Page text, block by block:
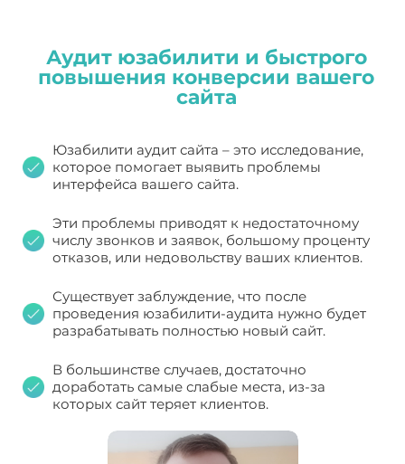
Аудит юзабилити и быстрого
повышения конверсии вашего
сайта
Юзабилити аудит сайта – это исследование,
которое помогает выявить проблемы
интерфейса вашего сайта.
Эти проблемы приводят к недостаточному
числу звонков и заявок, большому проценту
отказов, или недовольству ваших клиентов.
Существует заблуждение, что после
проведения юзабилити-аудита нужно будет
разрабатывать полностью новый сайт.
В большинстве случаев, достаточно
доработать самые слабые места, из-за
которых сайт теряет клиентов.